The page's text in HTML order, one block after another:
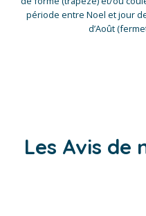
période entre Noel et jour
d’Août
Les Avis de